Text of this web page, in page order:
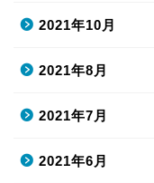
2021年10月
2021年8月
2021年7月
2021年6月